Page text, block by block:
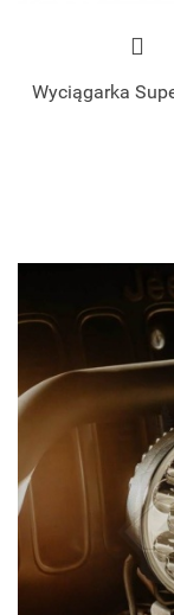
Wyciągarka